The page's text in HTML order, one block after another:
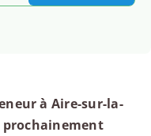
à Aire-sur-la-
prochainement